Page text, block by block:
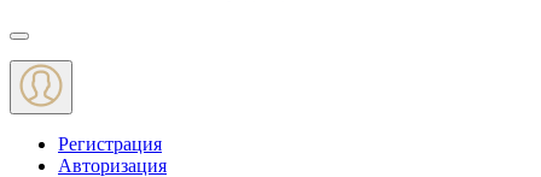
Меню
Регистрация
Авторизация